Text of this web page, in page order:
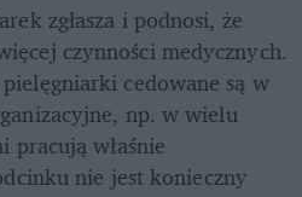
zgłasza i podnosi, że
czynności medycznych.
cedowane są w
np. w wielu
pracują właśnie
nie jest konieczny